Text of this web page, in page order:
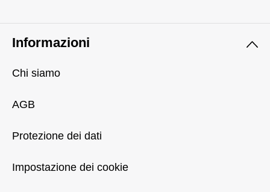
Informazioni
Chi siamo
AGB
Protezione dei dati
Impostazione dei cookie